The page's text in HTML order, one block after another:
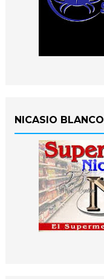
NICASIO BLANCO